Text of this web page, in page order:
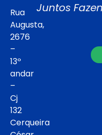
Rua
Augusta,
2676
–
13º
andar
–
Cj
132
Cerqueira
Juntos